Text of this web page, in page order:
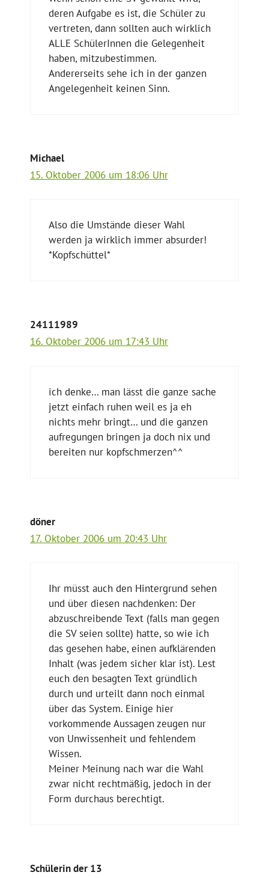
deren Aufgabe es ist, die Schüler zu
vertreten, dann sollten auch wirklich
ALLE SchülerInnen die Gelegenheit
haben, mitzubestimmen.
Andererseits sehe ich in der ganzen
Angelegenheit keinen Sinn.
Michael
15. Oktober 2006 um 18:06 Uhr
Also die Umstände dieser Wahl
werden ja wirklich immer absurder!
*Kopfschüttel*
24111989
16. Oktober 2006 um 17:43 Uhr
ich denke… man lässt die ganze sache
jetzt einfach ruhen weil es ja eh
nichts mehr bringt… und die ganzen
aufregungen bringen ja doch nix und
bereiten nur kopfschmerzen^^
döner
17. Oktober 2006 um 20:43 Uhr
Ihr müsst auch den Hintergrund sehen
und über diesen nachdenken: Der
abzuschreibende Text (falls man gegen
die SV seien sollte) hatte, so wie ich
das gesehen habe, einen aufklärenden
Inhalt (was jedem sicher klar ist). Lest
euch den besagten Text gründlich
durch und urteilt dann noch einmal
über das System. Einige hier
vorkommende Aussagen zeugen nur
von Unwissenheit und fehlendem
Wissen.
Meiner Meinung nach war die Wahl
zwar nicht rechtmäßig, jedoch in der
Form durchaus berechtigt.
Schülerin der 13